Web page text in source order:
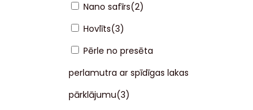
Nano safīrs(2)
Hovlīts(3)
Pērle no presēta
perlamutra ar spīdīgas lakas
pārklājumu(3)